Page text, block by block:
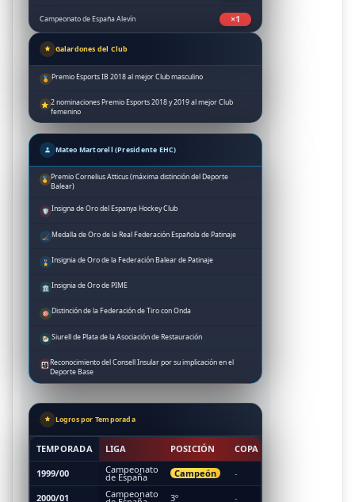
Campeonato de España Alevín ×1
Galardones del Club
🏅 Premio Esports IB 2018 al mejor Club masculino
⭐ 2 nominaciones Premio Esports 2018 y 2019 al mejor Club
femenino
Mateo Martorell (Presidente EHC)
🥇 Premio Cornelius Atticus (máxima distinción del Deporte
Balear)
🛡️ Insigna de Oro del Espanya Hockey Club
🏒 Medalla de Oro de la Real Federación Española de Patinaje
🎖️ Insignia de Oro de la Federación Balear de Patinaje
🏛️ Insignia de Oro de PIME
🎯 Distinción de la Federación de Tiro con Onda
🐏 Siurell de Plata de la Asociación de Restauración
👨‍👩‍👧‍👦 Reconocimiento del Consell Insular por su implicación en el
Deporte Base
Logros por Temporada
TEMPORADA LIGA POSICIÓN COPA DEL REY
1999/00
Campeonato
de España Campeón -
2000/01 Campeonato 3º -